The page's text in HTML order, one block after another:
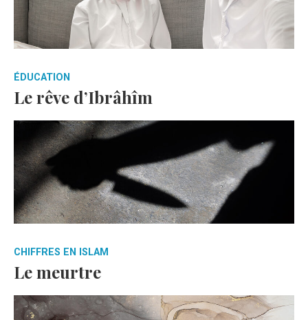
ÉDUCATION
Le rêve d’Ibrâhîm
CHIFFRES EN ISLAM
Le meurtre